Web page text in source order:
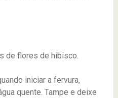
de flores de hibisco.
iniciar a fervura,
quente. Tampe e deixe